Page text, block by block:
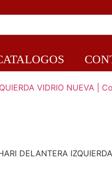
DELANTERA